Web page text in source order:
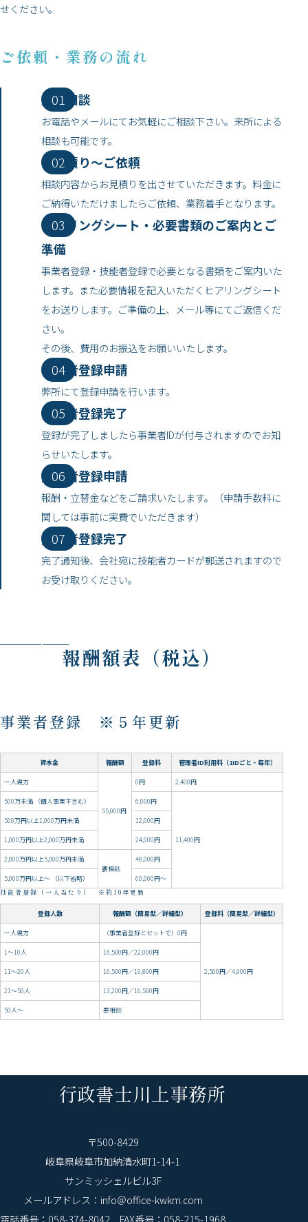
せください。
ご依頼・業務の流れ
無料相談
お電話やメールにてお気軽にご相談下さい。来所による
相談も可能です。
お見積り～ご依頼
相談内容からお見積りを出させていただきます。料金に
ご納得いただけましたらご依頼、業務着手となります。
ヒアリングシート・必要書類のご案内とご
準備
事業者登録・技能者登録で必要となる書類をご案内いた
します。また必要情報を記入いただくヒアリングシート
をお送りします。ご準備の上、メール等にてご返信くだ
さい。
その後、費用のお振込をお願いいたします。
事業者登録申請
弊所にて登録申請を行います。
事業者登録完了
登録が完了しましたら事業者IDが付与されますのでお知
らせいたします。
技能者登録申請
報酬・立替金などをご請求いたします。（申請手数料に
関しては事前に実費でいただきます）
技能者登録完了
完了通知後、会社宛に技能者カードが郵送されますので
お受け取りください。
報酬額表（税込）
事業者登録 ※５年更新
資本金 報酬額 登録料 管理者ID利用料（1IDごと・毎年）
一人親方
55,000円
0円 2,400円
500万未満 （個人事業主含む） 6,000円
11,400円
500万円以上1,000万円未満 12,000円
1,000万円以上2,000万円未満 24,000円
2,000万円以上5,000万円未満
要相談
48,000円
5,000万円以上～ （以下省略）
60,000円～
技能者登録（一人当たり） ※約10年更新
登録人数 報酬額（簡易型／詳細型） 登録料（簡易型／詳細型）
一人親方 （事業者登録とセットで）0円
2,500円／4,900円
1～10人 16,500円／22,000円
11～20人 16,500円／19,800円
21～50人 13,200円／16,500円
50人～ 要相談
行政書士川上事務所
〒500-8429
岐阜県岐阜市加納清水町1-14-1
サンミッシェルビル3F
メールアドレス：info＠office-kwkm.com
電話番号：058-374-8042 FAX番号：058-215-1968